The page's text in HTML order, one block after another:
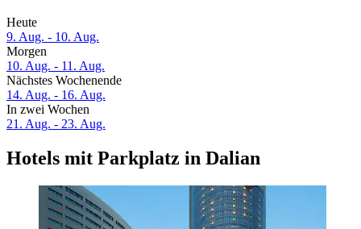
Heute
9. Aug. - 10. Aug.
Morgen
10. Aug. - 11. Aug.
Nächstes Wochenende
14. Aug. - 16. Aug.
In zwei Wochen
21. Aug. - 23. Aug.
Hotels mit Parkplatz in Dalian